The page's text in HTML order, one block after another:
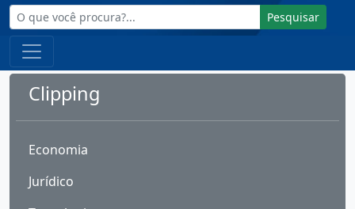
Pesquisar
Clipping
Economia
Jurídico